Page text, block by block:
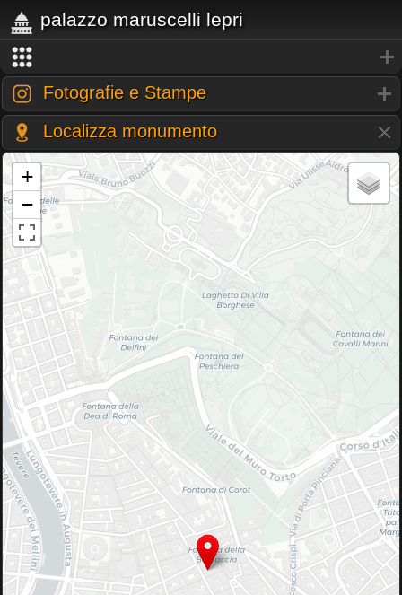
palazzo maruscelli lepri
Fotografie e Stampe
Localizza monumento
+
−